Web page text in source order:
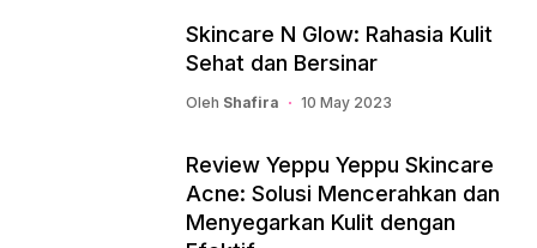
Skincare N Glow: Rahasia Kulit
Sehat dan Bersinar
Oleh Shafira 10 May 2023
Review Yeppu Yeppu Skincare
Acne: Solusi Mencerahkan dan
Menyegarkan Kulit dengan